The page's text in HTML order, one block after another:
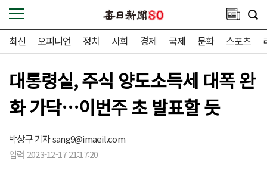
최신 오피니언 정치 사회 경제 국제 문화 스포츠
대통령실, 주식 양도소득세 대폭 완
화 가닥…이번주 초 발표할 듯
박상구 기자sang9@imaeil.com
입력 2023-12-17 21:17:20